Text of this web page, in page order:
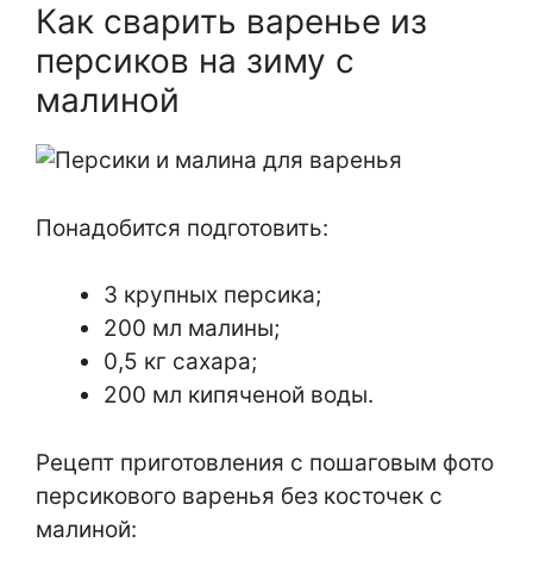
Как сварить варенье из
персиков на зиму с
малиной
Понадобится подготовить:
3 крупных персика;
200 мл малины;
0,5 кг сахара;
200 мл кипяченой воды.
Рецепт приготовления с пошаговым фото
персикового варенья без косточек с
малиной: